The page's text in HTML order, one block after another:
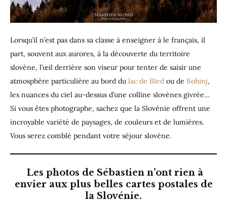
Lorsqu’il n’est pas dans sa classe à enseigner à le français, il
part, souvent aux aurores, à la découverte du territoire
slovène, l’œil derrière son viseur pour tenter de saisir une
atmosphère particulière au bord du lac de Bled ou de Bohinj,
les nuances du ciel au-dessus d’une colline slovènes givrée…
Si vous êtes photographe, sachez que la Slovénie offrent une
incroyable variété de paysages, de couleurs et de lumières.
Vous serez comblé pendant votre séjour slovène.
Les photos de Sébastien n’ont rien à
envier aux plus belles cartes postales de
la Slovénie.